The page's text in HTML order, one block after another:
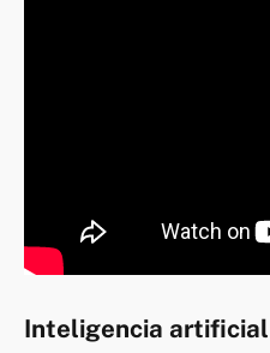
Inteligencia